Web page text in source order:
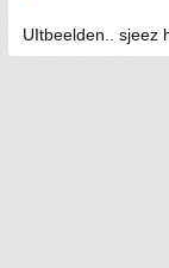
UItbeelden.. sjeez